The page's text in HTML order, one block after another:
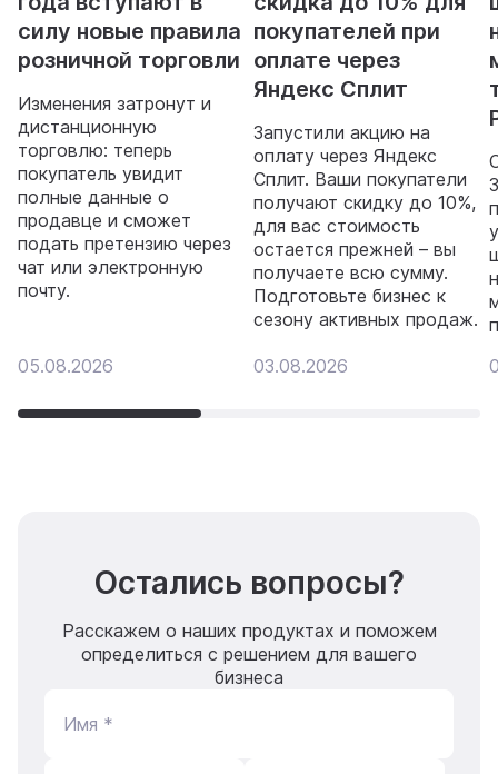
силу новые правила
розничной торговли
Изменения затронут и
дистанционную
торговлю: теперь
покупатель увидит
полные данные о
продавце и сможет
подать претензию через
чат или электронную
почту.
05.08.2026
покупателей при
оплате через
Яндекс Сплит
Запустили акцию на
оплату через Яндекс
Сплит. Ваши покупатели
получают скидку до 10%,
для вас стоимость
остается прежней – вы
получаете всю сумму.
Подготовьте бизнес к
сезону активных продаж.
03.08.2026
Остались вопросы?
Расскажем о наших продуктах и поможем
определиться с решением для вашего
бизнеса
Имя *